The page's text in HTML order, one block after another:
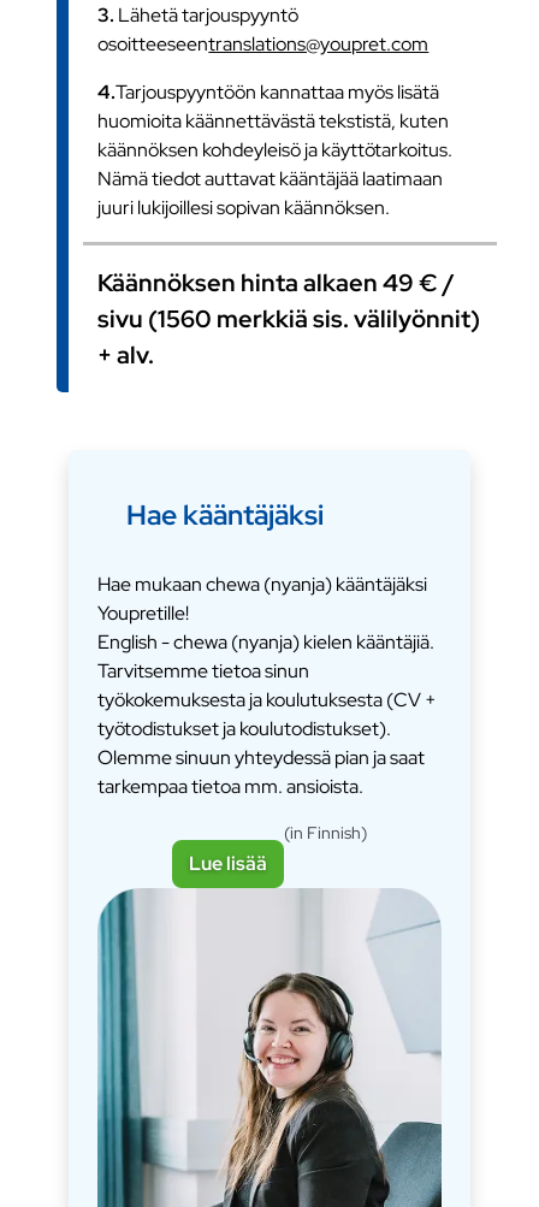
3. Lähetä tarjouspyyntö
osoitteeseentranslations@youpret.com
4.Tarjouspyyntöön kannattaa myös lisätä
huomioita käännettävästä tekstistä, kuten
käännöksen kohdeyleisö ja käyttötarkoitus.
Nämä tiedot auttavat kääntäjää laatimaan
juuri lukijoillesi sopivan käännöksen.
Käännöksen hinta alkaen 49 € /
sivu (1560 merkkiä sis. välilyönnit)
+ alv.
Hae kääntäjäksi
Hae mukaan chewa (nyanja) kääntäjäksi
Youpretille!
English - chewa (nyanja) kielen kääntäjiä.
Tarvitsemme tietoa sinun
työkokemuksesta ja koulutuksesta (CV +
työtodistukset ja koulutodistukset).
Olemme sinuun yhteydessä pian ja saat
tarkempaa tietoa mm. ansioista.
Lue lisää
(in Finnish)